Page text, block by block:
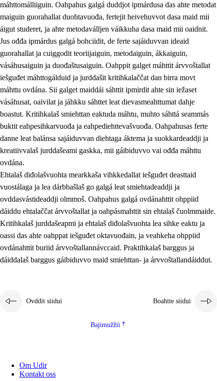
1. Oahpahusa árvovuođđu
1.1 Olmmošárvu
1.2 Identitehta ja kultuvrralaš girjáivuohta
1.3 Kritihkalaš jurddašeapmi ja ehtalaš diđolašvuohta
1.4 Hutkanillu, beroštupmi ja suokkardanhuovva
1.5 Luondduákten ja birasdiđolašvuohta
1.6 Demokratiija ja mielváikkuheapmi
máhttomálliiguin. Oahpahus galgá duddjot ipmárdusa das ahte metodat
maiguin guorahallat duohtavuođa, fertejit heivehuvvot dasa maid mii
áigut studeret, ja ahte metodaválljen váikkuha dasa maid mii oaidnit.
Jus ođđa ipmárdus galgá bohciidit, de ferte sajáiduvvan ideaid
guorahallat ja cuiggodit teoriijaiguin, metodaiguin, ákkaiguin,
vásáhusaiguin ja duođaštusaiguin. Oahppit galget máhttit árvvoštallat
iešguđet máhttogálduid ja jurddašit kritihkalaččat dan birra movt
máhttu ovdána. Sii galget maiddái sáhttit ipmirdit ahte sin iežaset
vásáhusat, oaivilat ja jáhkku sáhttet leat dievasmeahttumat dahje
boastut. Kritihkalaš smiehttan eaktuda máhtu, muhto sáhttá seammás
buktit eahpesihkarvuođa ja eahpediehttevašvuođa. Oahpahusas ferte
danne leat balánsa sajáiduvvan diehtaga áktema ja suokkardeaddji ja
kreatiivvalaš jurddašeami gaskka, mii gáibiduvvo vai ođđa máhttu
ovdána.
Ehtalaš diđolašvuohta mearkkaša vihkkedallat iešguđet deasttaid
vuostálaga ja lea dárbbašlaš go galgá leat smiehtadeaddji ja
ovddasvástideaddji olmmoš. Oahpahus galgá ovdánahttit ohppiid
dáiddu ehtalaččat árvvoštallat ja oahpásmahttit sin ehtalaš čuolmmaide.
Kritihkalaš jurddašeapmi ja ehtalaš diđolašvuohta lea sihke eaktu ja
oassi das ahte oahppat iešguđet oktavuođain, ja veahkeha ohppiid
ovdánahttit buriid árvvoštallannávccaid. Praktihkalaš barggus ja
dáiddalaš barggus gáibiduvvo maid smiehttan- ja árvvoštallandáiddut.
Ovddit siidui Boahtte siidui
Bajimužžii
Om Udir
Kontakt oss